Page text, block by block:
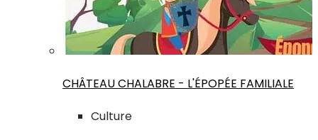
CHÂTEAU CHALABRE - L'ÉPOPÉE FAMILIALE
Culture